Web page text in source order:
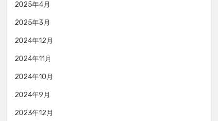
2025年4月
2025年3月
2024年12月
2024年11月
2024年10月
2024年9月
2023年12月